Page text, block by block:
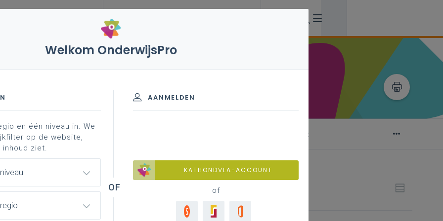
diversiteit
aan de slag: community service learning aan de slag: toolbox
leerlingen over diversiteit
Welkom OnderwijsPro
AANMELDEN
KATHONDVLA-ACCOUNT
of
en één niveau in. We
op de website,
ziet.